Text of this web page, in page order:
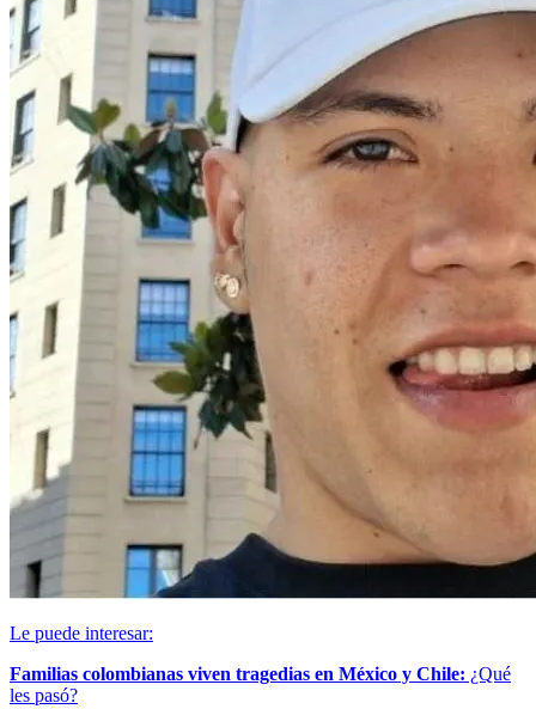
Le puede interesar:
Familias colombianas viven tragedias en México y Chile: ¿Qué
les pasó?